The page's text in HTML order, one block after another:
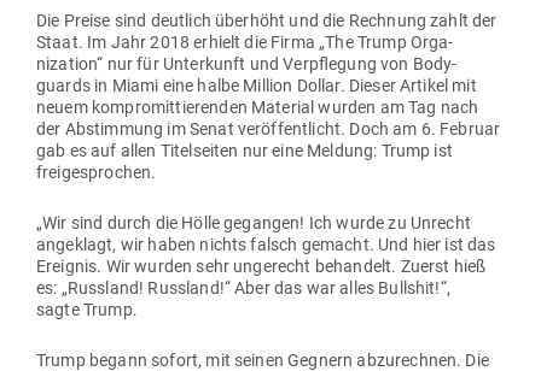
Die Preise sind deutlich überhöht und die Rechnung zahlt der
Staat. Im Jahr 2018 erhielt die Firma „The Trump Orga­
nization“ nur für Unter­kunft und Ver­pflegung von Body­
guards in Miami eine halbe Million Dollar. Dieser Artikel mit
neuem kom­pro­mit­tie­renden Material wurden am Tag nach
der Abstimmung im Senat ver­öf­fent­licht. Doch am 6. Februar
gab es auf allen Titel­seiten nur eine Meldung: Trump ist
freigesprochen.
„Wir sind durch die Hölle gegangen! Ich wurde zu Unrecht
ange­klagt, wir haben nichts falsch gemacht. Und hier ist das
Ereignis. Wir wurden sehr unge­recht behandelt. Zuerst hieß
es: „Russland! Russland!“ Aber das war alles Bullshit!“,
sagte Trump.
Trump begann sofort, mit seinen Gegnern abzu­rechnen. Die